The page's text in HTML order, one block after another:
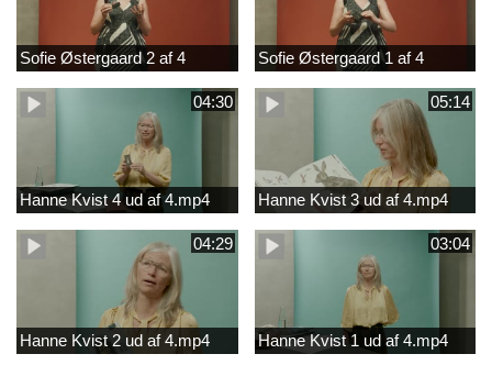
Sofie Østergaard 2 af 4 Sofie Østergaard 1 af 4
04:30
Hanne Kvist 4 ud af 4.mp4
05:14
Hanne Kvist 3 ud af 4.mp4
04:29
Hanne Kvist 2 ud af 4.mp4
03:04
Hanne Kvist 1 ud af 4.mp4